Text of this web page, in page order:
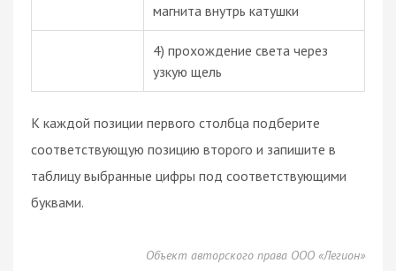
магнита внутрь катушки
4) прохождение света через
узкую щель
К каждой позиции первого столбца подберите
соответствующую позицию второго и запишите в
таблицу выбранные цифры под соответствующими
буквами.
Объект авторского права ООО «Легион»